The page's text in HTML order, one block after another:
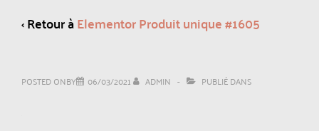
‹ Retour àElementor Produit unique #1605
POSTED ONBY 06/03/2021 ADMIN PUBLIÉ DANS